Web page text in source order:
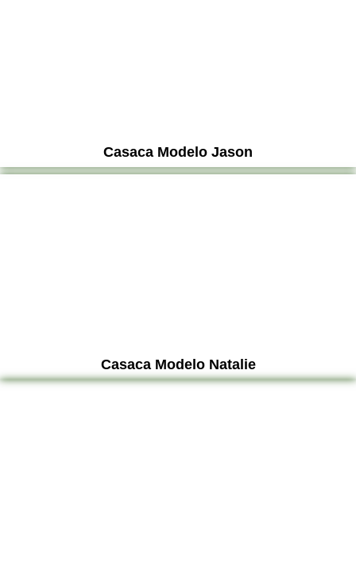
Casaca Modelo Jason
Casaca Modelo Natalie